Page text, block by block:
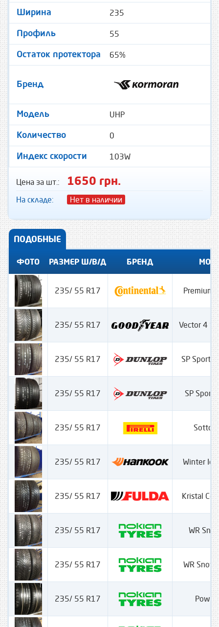
Ширина 235
Профиль 55
Остаток протектора 65%
Бренд
Модель UHP
Количество 0
Индекс скорости 103W
Цена за шт.: 1650 грн.
На складе: Нет в наличии
ПОДОБНЫЕ
ФОТО РАЗМЕР Ш/В/Д БРЕНД
235/ 55 R17
235/ 55 R17 Vector 4
235/ 55 R17 SP Sport
235/ 55 R17 SP Sport
235/ 55 R17 Sotto
235/ 55 R17 Winter
235/ 55 R17 Kristal
235/ 55 R17 WR
235/ 55 R17 WR
235/ 55 R17